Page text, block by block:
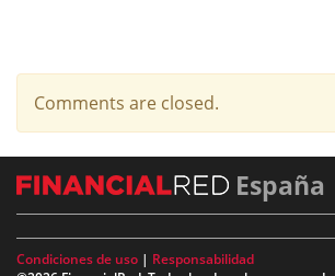
Comments are closed.
España
Condiciones de uso | Responsabilidad